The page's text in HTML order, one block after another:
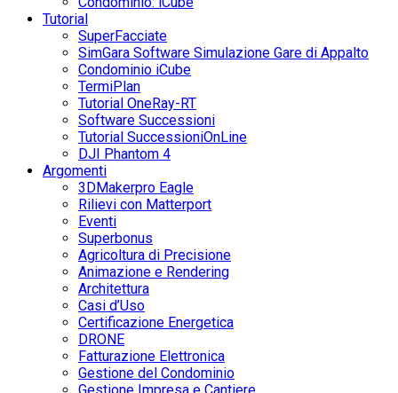
Tutorial
SuperFacciate
SimGara Software Simulazione Gare di Appalto
Condominio iCube
TermiPlan
Tutorial OneRay-RT
Software Successioni
Tutorial SuccessioniOnLine
DJI Phantom 4
Argomenti
3DMakerpro Eagle
Rilievi con Matterport
Eventi
Superbonus
Agricoltura di Precisione
Animazione e Rendering
Architettura
Casi d’Uso
Certificazione Energetica
DRONE
Fatturazione Elettronica
Gestione del Condominio